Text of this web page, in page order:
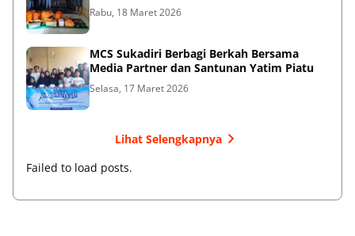
Rabu, 18 Maret 2026
MCS Sukadiri Berbagi Berkah Bersama
Media Partner dan Santunan Yatim Piatu
Selasa, 17 Maret 2026
Lihat Selengkapnya
Failed to load posts.